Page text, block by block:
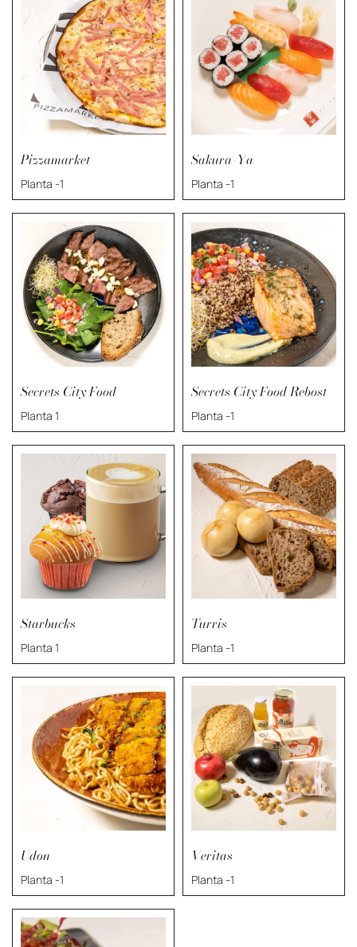
Pizzamarket
Planta -1
Sakura-Ya
Planta -1
Secrets City Food
Planta 1
Secrets City Food Rebost
Planta -1
Starbucks
Planta 1
Turris
Planta -1
Udon
Planta -1
Veritas
Planta -1